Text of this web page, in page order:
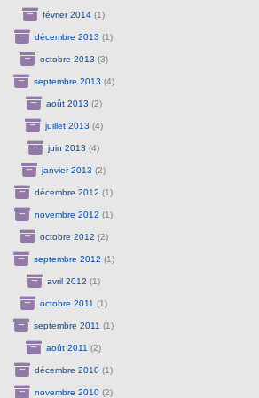
février 2014 (1)
décembre 2013 (1)
octobre 2013 (3)
septembre 2013 (4)
août 2013 (2)
juillet 2013 (4)
juin 2013 (4)
janvier 2013 (2)
décembre 2012 (1)
novembre 2012 (1)
octobre 2012 (2)
septembre 2012 (1)
avril 2012 (1)
octobre 2011 (1)
septembre 2011 (1)
août 2011 (2)
décembre 2010 (1)
novembre 2010 (2)